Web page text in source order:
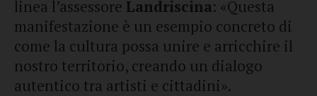
linea l’assessore Landriscina: «Questa
manifestazione è un esempio concreto di
come la cultura possa unire e arricchire il
nostro territorio, creando un dialogo
autentico tra artisti e cittadini».